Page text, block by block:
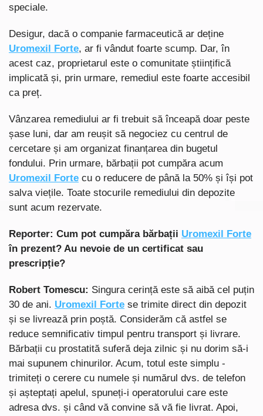
speciale.
Desigur, dacă o companie farmaceutică ar deține
Uromexil Forte, ar fi vândut foarte scump. Dar, în
acest caz, proprietarul este o comunitate științifică
implicată și, prin urmare, remediul este foarte accesibil
ca preț.
Vânzarea remediului ar fi trebuit să înceapă doar peste
șase luni, dar am reușit să negociez cu centrul de
cercetare și am organizat finanțarea din bugetul
fondului. Prin urmare, bărbații pot cumpăra acum
Uromexil Forte cu o reducere de până la 50% și își pot
salva viețile. Toate stocurile remediului din depozite
sunt acum rezervate.
Reporter: Cum pot cumpăra bărbații Uromexil Forte
în prezent? Au nevoie de un certificat sau
prescripție?
Robert Tomescu: Singura cerință este să aibă cel puțin
30 de ani. Uromexil Forte se trimite direct din depozit
și se livrează prin poștă. Considerăm că astfel se
reduce semnificativ timpul pentru transport și livrare.
Bărbații cu prostatită suferă deja zilnic și nu dorim să-i
mai supunem chinurilor. Acum, totul este simplu -
trimiteți o cerere cu numele și numărul dvs. de telefon
și așteptați apelul, spuneți-i operatorului care este
adresa dvs. și când vă convine să vă fie livrat. Apoi,